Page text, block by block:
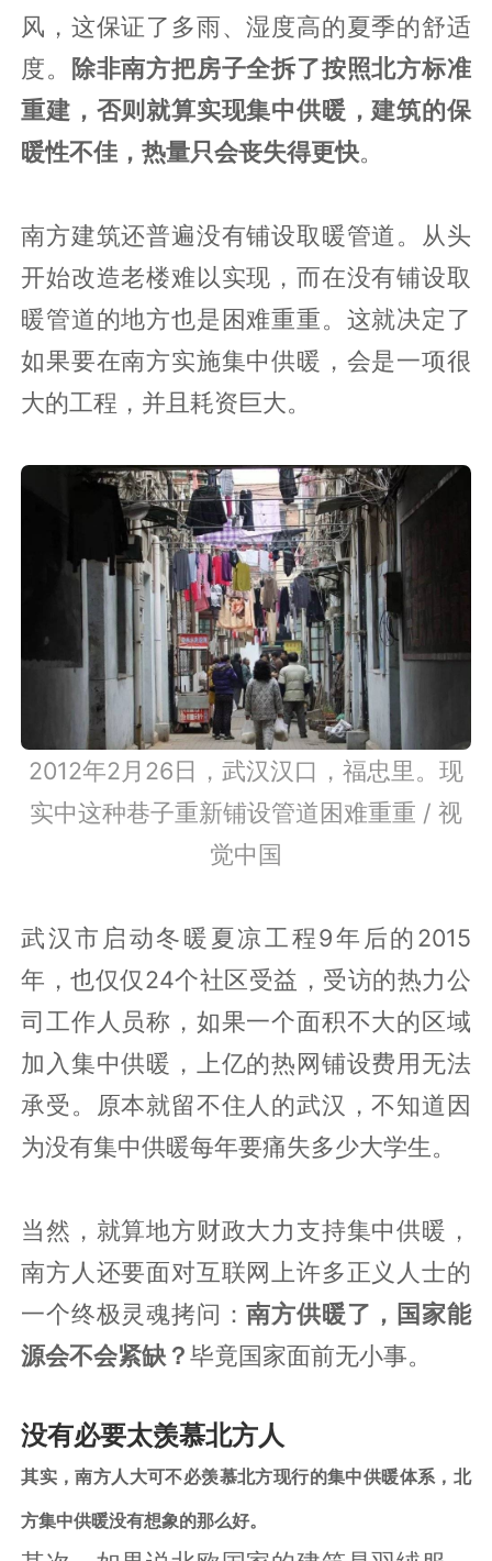
风，这保证了多雨、湿度高的夏季的舒适
度。 除非南方把房子全拆了按照北方标准
重建，否则就算实现集中供暖，建筑的保
暖性不佳，热量只会丧失得更快。
南方建筑还普遍没有铺设取暖管道。从头
开始改造老楼难以实现，而在没有铺设取
暖管道的地方也是困难重重。这就决定了
如果要在南方实施集中供暖，会是一项很
大的工程，并且耗资巨大。
2012年2月26日，武汉汉口，福忠里。现
实中这种巷子重新铺设管道困难重重 / 视
觉中国
武汉市启动冬暖夏凉工程9年后的2015
年，也仅仅24个社区受益，受访的热力公
司工作人员称，如果一个面积不大的区域
加入集中供暖，上亿的热网铺设费用无法
承受。原本就留不住人的武汉，不知道因
为没有集中供暖每年要痛失多少大学生。
当然，就算地方财政大力支持集中供暖，
南方人还要面对互联网上许多正义人士的
一个终极灵魂拷问：南方供暖了，国家能
源会不会紧缺？毕竟国家面前无小事。
没有必要太羡慕北方人
其实，南方人大可不必羡慕北方现行的集中供暖体系，北
方集中供暖没有想象的那么好。